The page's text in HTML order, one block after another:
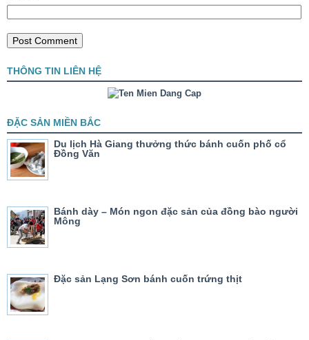
THÔNG TIN LIÊN HỆ
ĐẶC SẢN MIỀN BẮC
Du lịch Hà Giang thưởng thức bánh cuốn phố cổ
Đồng Văn
Bánh dày – Món ngon đặc sản của đồng bào người
Mông
Đặc sản Lạng Sơn bánh cuốn trứng thịt